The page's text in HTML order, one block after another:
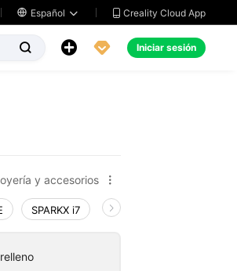
 Español   Creality Cloud App
   Iniciar sesión
y accesorios 
SPARKX i7 Creality Hi